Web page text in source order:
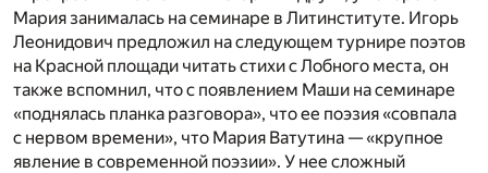
Мария занималась на семинаре в Литинституте. Игорь
Леонидович предложил на следующем турнире поэтов
на Красной площади читать стихи с Лобного места, он
также вспомнил, что с появлением Маши на семинаре
«поднялась планка разговора», что ее поэзия «совпала
с нервом времени», что Мария Ватутина — «крупное
явление в современной поэзии». У нее сложный